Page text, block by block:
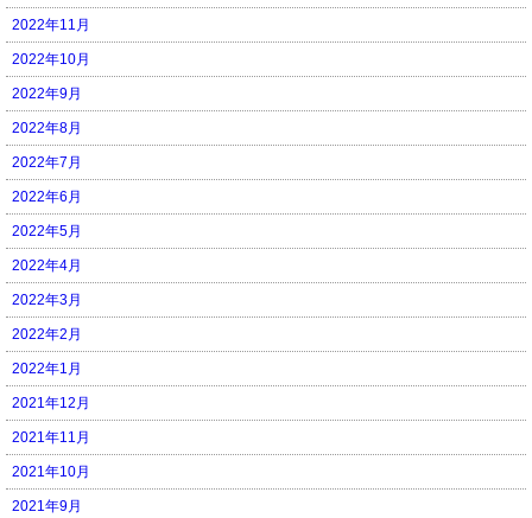
2022年11月
2022年10月
2022年9月
2022年8月
2022年7月
2022年6月
2022年5月
2022年4月
2022年3月
2022年2月
2022年1月
2021年12月
2021年11月
2021年10月
2021年9月